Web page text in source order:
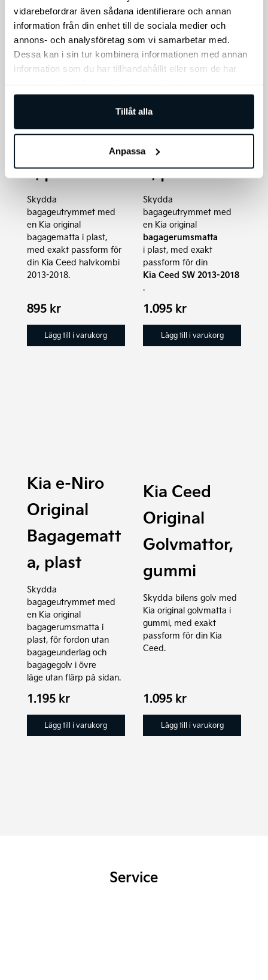
vidarebefordrar även sådana identifierare och annan
information från din enhet till de sociala medier och
annons- och analysföretag som vi samarbetar med.
Dessa kan i sin tur kombinera informationen med annan
information som du har tillhandahållit eller som de har
Tillåt alla
Anpassa
Kia Ceed
Bagagematt
a, plast
Skydda
bagageutrymmet med
en Kia original
bagagematta i plast,
med exakt passform för
din Kia Ceed halvkombi
2013-2018.
895 kr
Lägg till i varukorg
Kia Ceed SW
Original
Bagagematt
a, plast
Skydda
bagageutrymmet med
en Kia original
bagagerumsmatta
i plast, med exakt
passform för din
Kia Ceed SW 2013-2018
.
1.095 kr
Lägg till i varukorg
Kia e-Niro
Original
Bagagematt
a, plast
Skydda
bagageutrymmet med
en Kia original
bagagerumsmatta i
plast, förfordon utan
bagageunderlag och
bagagegolv i övre
läge utan flärp på sidan.
1.195 kr
Lägg till i varukorg
Kia Ceed
Original
Golvmattor,
gummi
Skydda bilens golv med
Kia original golvmatta i
gummi, med exakt
passform för din Kia
Ceed.
1.095 kr
Lägg till i varukorg
Service